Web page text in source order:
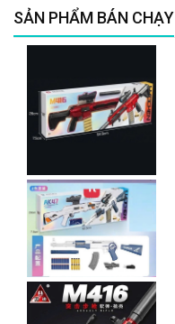
SẢN PHẨM BÁN CHẠY